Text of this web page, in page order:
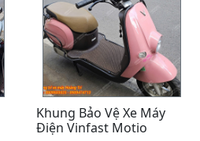
Khung Bảo Vệ Xe Máy
Điện Vinfast Motio